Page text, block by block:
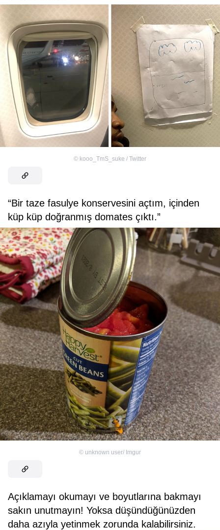
© kooo_TmS_suke / Twitter
“Bir taze fasulye konservesini açtım, içinden
küp küp doğranmış domates çıktı.”
© unknown user/ Imgur
Açıklamayı okumayı ve boyutlarına bakmayı
sakın unutmayın! Yoksa düşündüğünüzden
daha azıyla yetinmek zorunda kalabilirsiniz.